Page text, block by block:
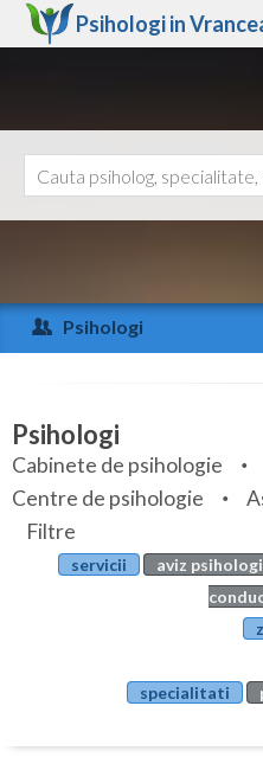
Psihologi in
Arad
Arges
Bihor
Bistrita-Nasaud
Botosani
Psihologi
Specialitati
Servicii
Articole
Evenimente
Psihologi
Cabinete de psihologie
Centre de psihologie
Filtre
servicii
aviz
specialitati